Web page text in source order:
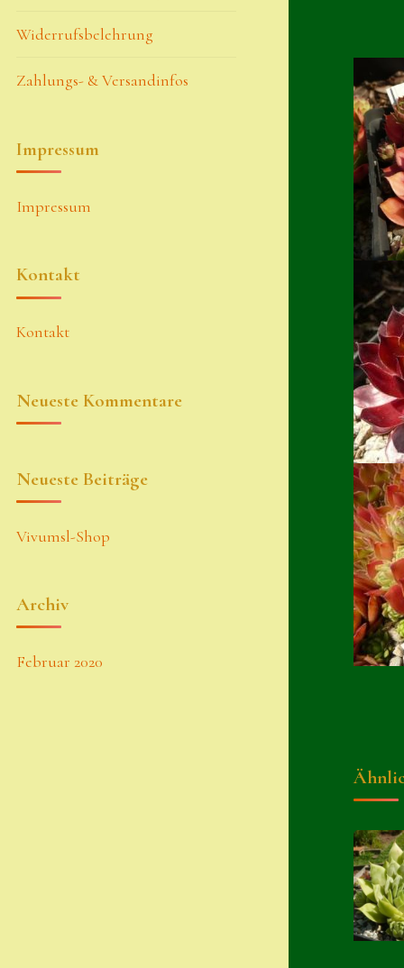
Widerrufsbelehrung
Zahlungs- & Versandinfos
Impressum
Impressum
Kontakt
Kontakt
Neueste Kommentare
Neueste Beiträge
Vivumsl-Shop
Archiv
Februar 2020